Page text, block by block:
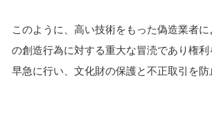
このように、高い技術をもった偽造業者
の創造行為に対する重大な冒涜であり権
早急に行い、文化財の保護と不正取引を